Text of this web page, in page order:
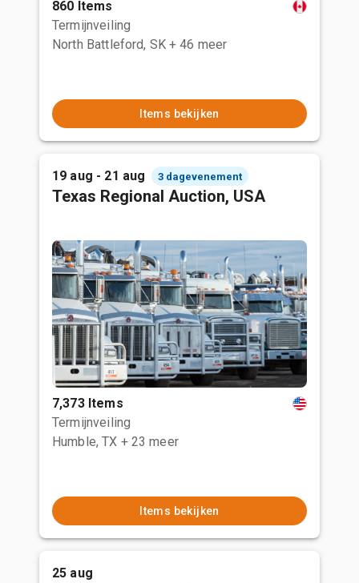
860 Items
Termijnveiling
North Battleford, SK + 46 meer
Items bekijken
19 aug - 21 aug 3 dagevenement
Texas Regional Auction, USA
7,373 Items
Termijnveiling
Humble, TX + 23 meer
Items bekijken
25 aug